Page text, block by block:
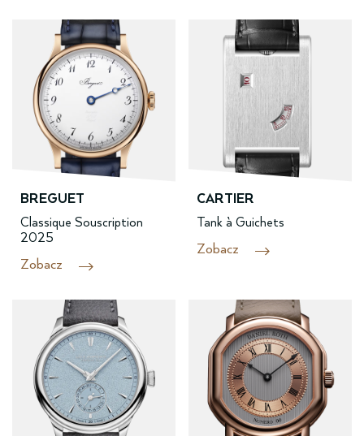
BREGUET
Classique Souscription
2025
Zobacz
CARTIER
Tank à Guichets
Zobacz